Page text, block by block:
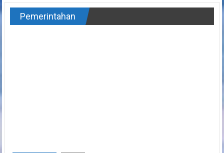
Pemerintahan